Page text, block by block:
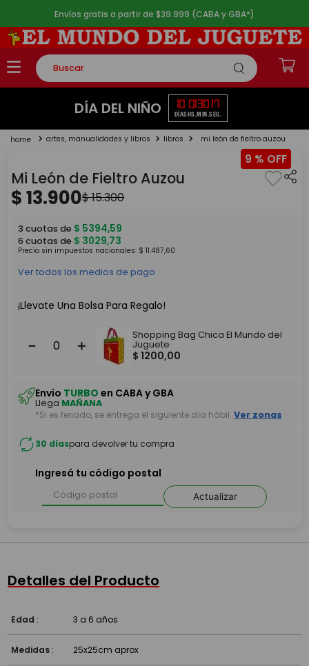
Envíos gratis a partir de $39.999 (CABA y GBA*)
Buscar
TÉRMINOS MÁS BUSCADOS
2.
lego
4.
monopatin
DÍA DEL NIÑO 10
DÍAS
01
HS.
30
MIN.
15
SEG.
artes, manualidades y libros libros mi león de fieltro auzou
9 %
Mi León de Fieltro Auzou
$13.900$15.300
3 cuotas de $ 5394,59
6 cuotas de $ 3029,73
Precio sin impuestos nacionales: $ 11.487,60
Ver todos los medios de pago
¡Llevate Una Bolsa Para Regalo!
＋
－
Shopping Bag Chica El Mundo del
Juguete
$ 1200,00
Envío TURBO en CABA y GBA
Llega MAÑANA
*Si es feriado, se entrega el siguiente día hábil. Ver zonas
30 díaspara devolver tu compra
Ingresá tu código postal
Actualizar
Detalles del Producto
Edad : 3 a 6 años
Medidas : 25x25cm aprox